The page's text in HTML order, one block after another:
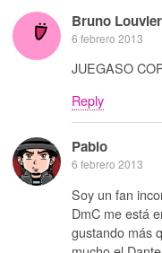
Bruno
6 febrero 2013
JUEGASO
Reply
Pablo
6 febrero 2013
Soy un fan
DmC me está
gustando más